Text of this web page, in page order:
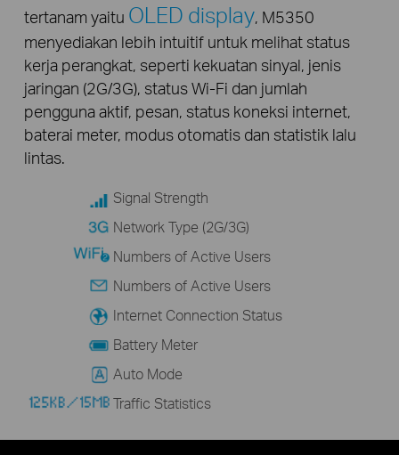
tertanam yaitu OLED display, M5350
menyediakan lebih intuitif untuk melihat status
kerja perangkat, seperti kekuatan sinyal, jenis
jaringan (2G/3G), status Wi-Fi dan jumlah
pengguna aktif, pesan, status koneksi internet,
baterai meter, modus otomatis dan statistik lalu
lintas.
Signal Strength
Network Type (2G/3G)
Numbers of Active Users
Numbers of Active Users
Internet Connection Status
Battery Meter
Auto Mode
Traffic Statistics